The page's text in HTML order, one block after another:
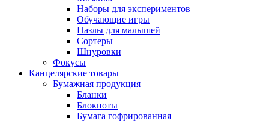
Наборы для экспериментов
Обучающие игры
Пазлы для малышей
Сортеры
Шнуровки
Фокусы
Канцелярские товары
Бумажная продукция
Бланки
Блокноты
Бумага гофрированная